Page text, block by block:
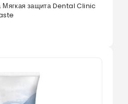
Мягкая защита Dental Clinic